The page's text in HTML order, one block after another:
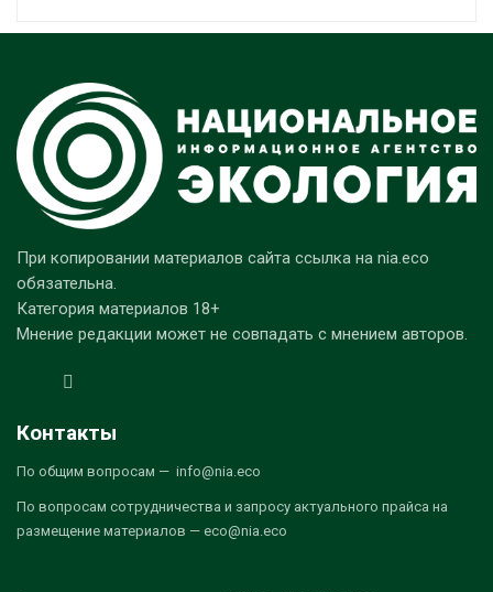
При копировании материалов сайта ссылка на nia.eco
обязательна.
Категория материалов 18+
Мнение редакции может не совпадать с мнением авторов.
Контакты
По общим вопросам — info@nia.eco
По вопросам сотрудничества и запросу актуального прайса на
размещение материалов — eco@nia.eco